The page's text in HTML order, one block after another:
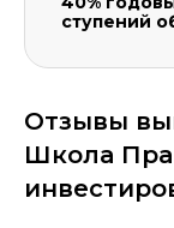
ступений
Отзывы
Школа